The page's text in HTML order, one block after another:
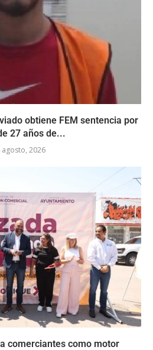
obtiene FEM sentencia por
27 años de...
agosto, 2026
comerciantes como motor